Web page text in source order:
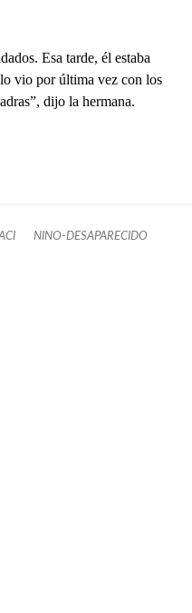
Esa tarde, él estaba
vio por última vez con los
dijo la hermana.
NINO-DESAPARECIDO